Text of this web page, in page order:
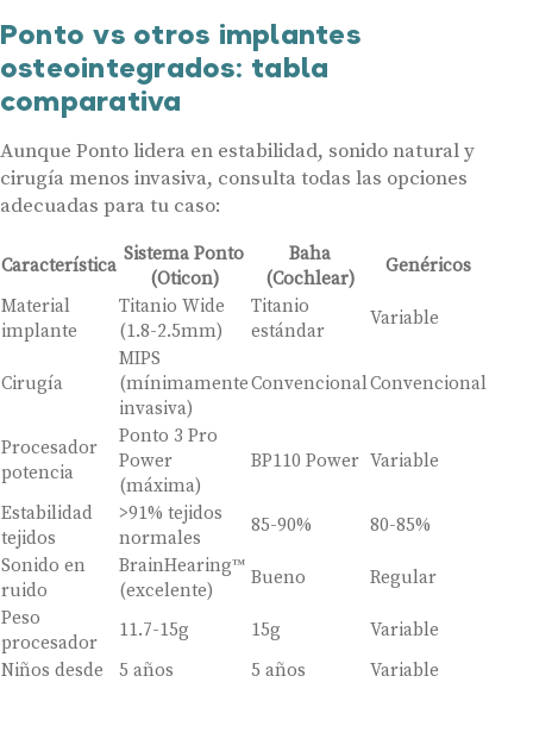
Ponto vs otros implantes
osteointegrados: tabla
comparativa
Aunque Ponto lidera en estabilidad, sonido natural y
cirugía menos invasiva, consulta todas las opciones
adecuadas para tu caso:
Característica
Sistema Ponto
(Oticon)
Baha
(Cochlear)
Genéricos
Material
implante
Titanio Wide
(1.8-2.5mm)
Titanio
estándar
Variable
Cirugía
MIPS
(mínimamente
invasiva)
ConvencionalConvencional
Procesador
potencia
Ponto 3 Pro
Power
(máxima)
BP110 Power Variable
Estabilidad
tejidos
>91% tejidos
normales
85-90%
80-85%
Sonido en
ruido
BrainHearing™
(excelente)
Bueno
Regular
Peso
procesador
11.7-15g 15g
Variable
Niños desde
5 años 5 años Variable